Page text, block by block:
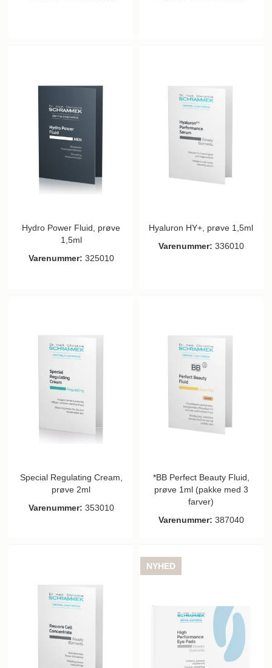
Hydro Power Fluid, prøve
1,5ml
Varenummer: 325010
Hyaluron HY+, prøve 1,5ml
Varenummer: 336010
Special Regulating Cream,
prøve 2ml
Varenummer: 353010
*BB Perfect Beauty Fluid,
prøve 1ml (pakke med 3
farver)
Varenummer: 387040
NYHED